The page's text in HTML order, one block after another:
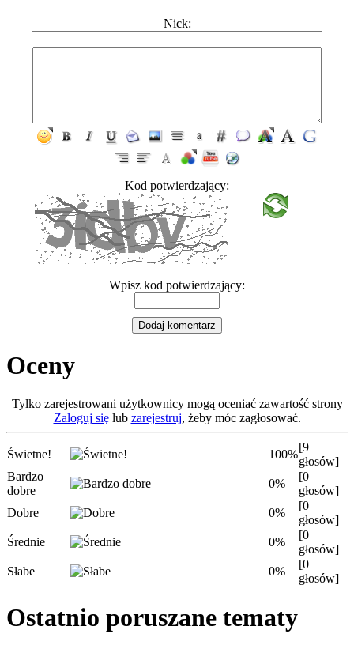
Nick:
Kod potwierdzający:
Wpisz kod potwierdzający:
Oceny
Tylko zarejestrowani użytkownicy mogą oceniać zawartość strony
Zaloguj sięlub zarejestruj, żeby móc zagłosować.
Świetne! 100%
[9
głosów]
Bardzo
dobre
0%
[0
głosów]
Dobre
0%
[0
głosów]
Średnie
0%
[0
głosów]
Słabe
0%
[0
głosów]
Ostatnio poruszane tematy